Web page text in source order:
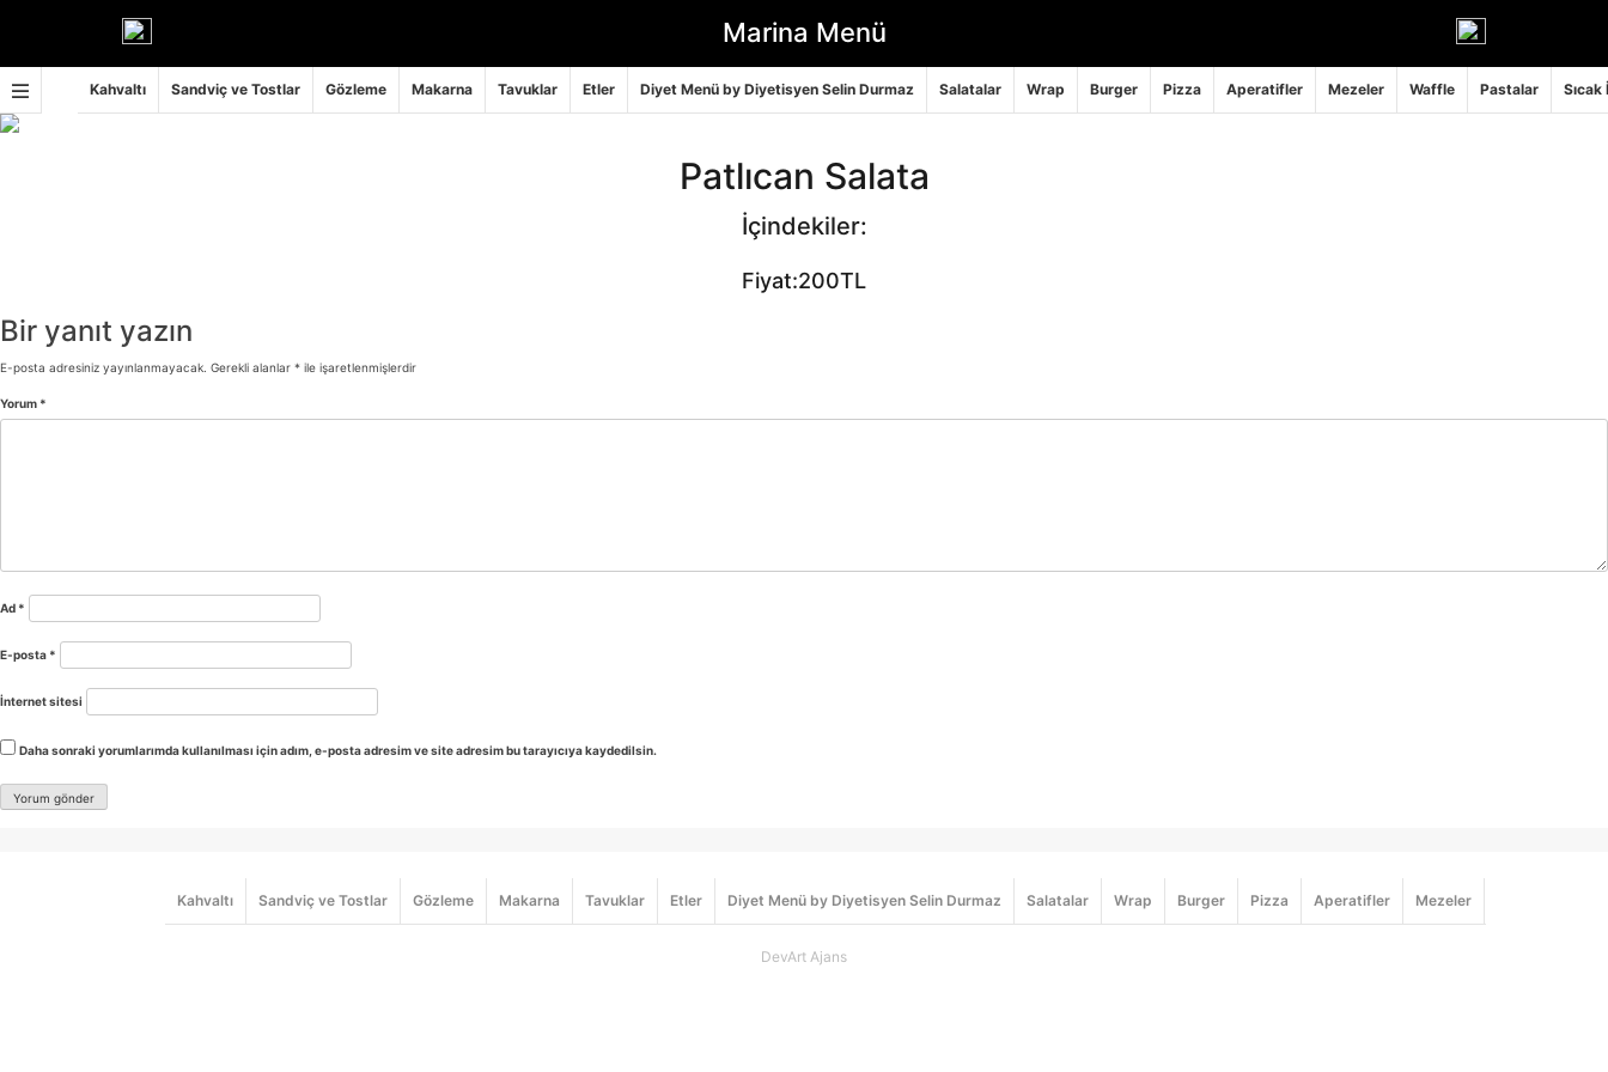
Marina Menü
Kahvaltı Sandviç ve Tostlar Gözleme Makarna Tavuklar Etler Diyet Menü by Diyetisyen Selin Durmaz Salatalar Wrap Burger Pizza Aperatifler Mezeler Waffle Pastalar
Patlıcan Salata
İçindekiler:
Fiyat:200TL
Bir yanıt yazın
E-posta adresiniz yayınlanmayacak. Gerekli alanlar * ile işaretlenmişlerdir
Yorum *
Ad *
E-posta *
İnternet sitesi
Daha sonraki yorumlarımda kullanılması için adım, e-posta adresim ve site adresim bu tarayıcıya kaydedilsin.
Kahvaltı Sandviç ve Tostlar Gözleme Makarna Tavuklar Etler Diyet Menü by Diyetisyen Selin Durmaz Salatalar Wrap Burger Pizza Aperatifler Mezeler
DevArt Ajans